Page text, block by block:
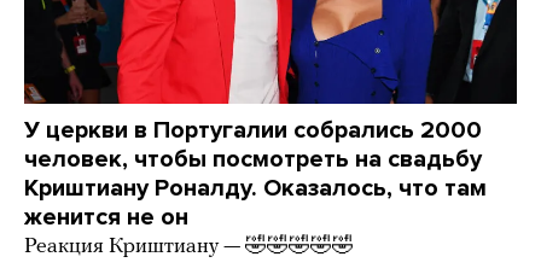
У церкви в Португалии собрались 2000
человек, чтобы посмотреть на свадьбу
Криштиану Роналду. Оказалось, что там
женится не он
Реакция Криштиану — 🤣🤣🤣🤣🤣